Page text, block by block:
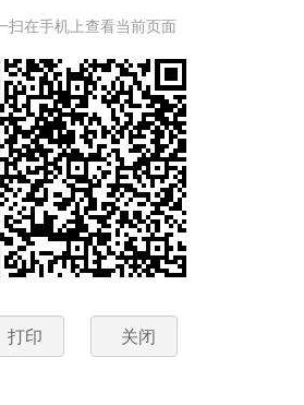
扫在手机上查看当前页面
打印 关闭